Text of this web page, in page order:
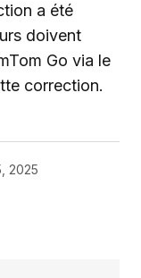
a été
doivent
Go via le
correction.
2025